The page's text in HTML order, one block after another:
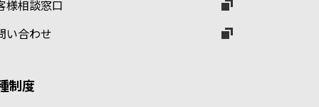
様相談窓口
い合わせ
制度